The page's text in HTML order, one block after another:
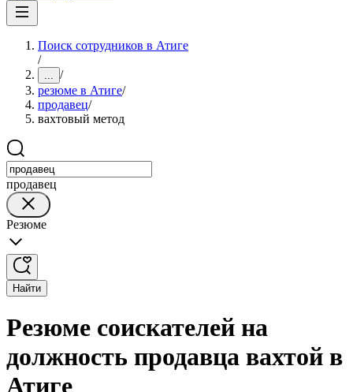
Поиск сотрудников в Атиге
/
... /
резюме в Атиге/
продавец/
вахтовый метод
продавец
Резюме
Найти
Резюме соискателей на
должность продавца вахтой в
Атиге